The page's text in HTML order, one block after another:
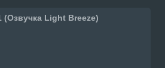
(Озвучка Light Breeze)